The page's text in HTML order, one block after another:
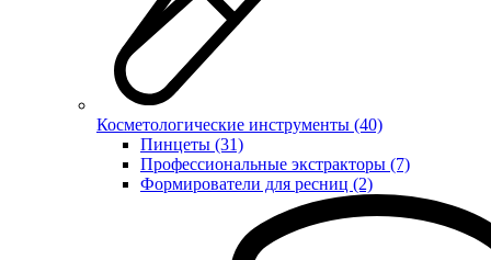
Косметологические инструменты (40)
Пинцеты (31)
Профессиональные экстракторы (7)
Формирователи для ресниц (2)